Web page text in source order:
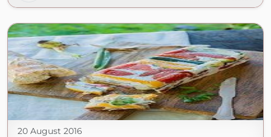
20 August 2016